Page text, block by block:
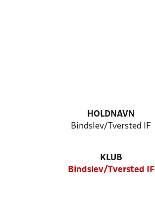
HOLDNAVN
Bindslev/Tversted IF
KLUB
Bindslev/Tversted IF